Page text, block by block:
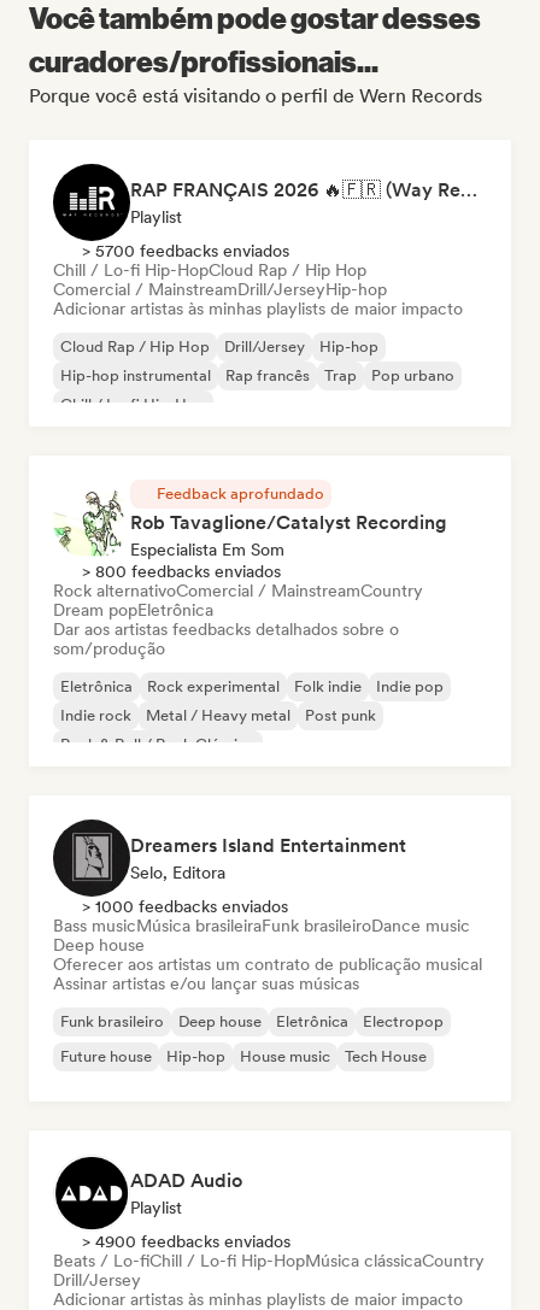
Você também pode gostar desses
curadores/profissionais...
Porque você está visitando o perfil de Wern Records
RAP FRANÇAIS 2026 🔥🇫🇷 (Way Records)
Playlist
> 5700 feedbacks enviados
Chill / Lo-fi Hip-HopCloud Rap / Hip Hop
Comercial / MainstreamDrill/JerseyHip-hop
Adicionar artistas às minhas playlists de maior impacto
Cloud Rap / Hip Hop Drill/Jersey
Hip-hop
Hip-hop instrumental
Rap francês Trap
Pop urbano
Chill / Lo-fi Hip-Hop
Feedback aprofundado
Rob Tavaglione/Catalyst Recording
Especialista Em Som
> 800 feedbacks enviados
Rock alternativoComercial / MainstreamCountry
Dream popEletrônica
Dar aos artistas feedbacks detalhados sobre o
som/produção
Eletrônica Rock experimental Folk indie
Indie pop
Indie rock
Metal / Heavy metal
Post punk
Rock & Roll / Rock Clássico
Dreamers Island Entertainment
Selo, Editora
> 1000 feedbacks enviados
Bass musicMúsica brasileiraFunk brasileiroDance music
Deep house
Oferecer aos artistas um contrato de publicação musical
Assinar artistas e/ou lançar suas músicas
Funk brasileiro Deep house Eletrônica
Electropop
Future house
Hip-hop House music Tech House
ADAD Audio
Playlist
> 4900 feedbacks enviados
Beats / Lo-fiChill / Lo-fi Hip-HopMúsica clássicaCountry
Drill/Jersey
Adicionar artistas às minhas playlists de maior impacto